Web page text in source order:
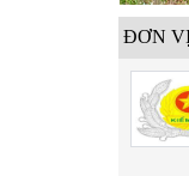
ĐƠN